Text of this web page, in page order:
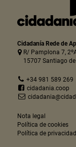
Cidadanía Rede de
R/ Pamplona 7,
15707 Santiago
+34 981 589 269
cidadania.coop
Nota legal
Política de cookies
Política de